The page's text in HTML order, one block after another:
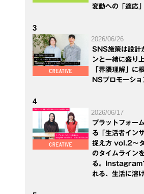
変動への「適応」
3
2026/06/26
SNS施策は設計
ンと一緒に盛り
「界隈理解」に
NSプロモーショ
4
2026/06/17
プラットフォー
る「生活者イン
捉え方 vol.2～
のタイムライン
る。Instagram
れる、生活に溶